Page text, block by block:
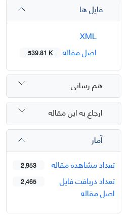
فایل ها
اصل مقاله
539.81 K
هم رسانی
ارجاع به این مقاله
آمار
تعداد مشاهده مقاله
2,953
تعداد دریافت فایل
اصل مقاله
2,465